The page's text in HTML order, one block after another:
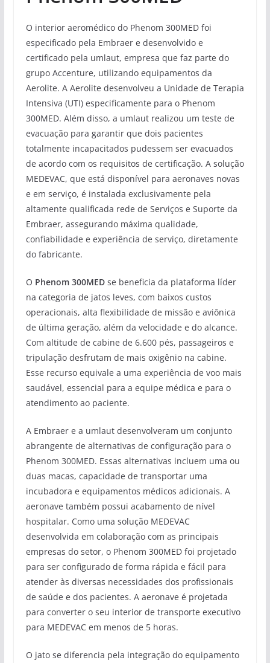
O interior aeromédico do Phenom 300MED foi
especificado pela Embraer e desenvolvido e
certificado pela umlaut, empresa que faz parte do
grupo Accenture, utilizando equipamentos da
Aerolite. A Aerolite desenvolveu a Unidade de Terapia
Intensiva (UTI) especificamente para o Phenom
300MED. Além disso, a umlaut realizou um teste de
evacuação para garantir que dois pacientes
totalmente incapacitados pudessem ser evacuados
de acordo com os requisitos de certificação. A solução
MEDEVAC, que está disponível para aeronaves novas
e em serviço, é instalada exclusivamente pela
altamente qualificada rede de Serviços e Suporte da
Embraer, assegurando máxima qualidade,
confiabilidade e experiência de serviço, diretamente
do fabricante.
O Phenom 300MEDse beneficia da plataforma líder
na categoria de jatos leves, com baixos custos
operacionais, alta flexibilidade de missão e aviônica
de última geração, além da velocidade e do alcance.
Com altitude de cabine de 6.600 pés, passageiros e
tripulação desfrutam de mais oxigênio na cabine.
Esse recurso equivale a uma experiência de voo mais
saudável, essencial para a equipe médica e para o
atendimento ao paciente.
A Embraer e a umlaut desenvolveram um conjunto
abrangente de alternativas de configuração para o
Phenom 300MED. Essas alternativas incluem uma ou
duas macas, capacidade de transportar uma
incubadora e equipamentos médicos adicionais. A
aeronave também possui acabamento de nível
hospitalar. Como uma solução MEDEVAC
desenvolvida em colaboração com as principais
empresas do setor, o Phenom 300MED foi projetado
para ser configurado de forma rápida e fácil para
atender às diversas necessidades dos profissionais
de saúde e dos pacientes. A aeronave é projetada
para converter o seu interior de transporte executivo
para MEDEVAC em menos de 5 horas.
O jato se diferencia pela integração do equipamento